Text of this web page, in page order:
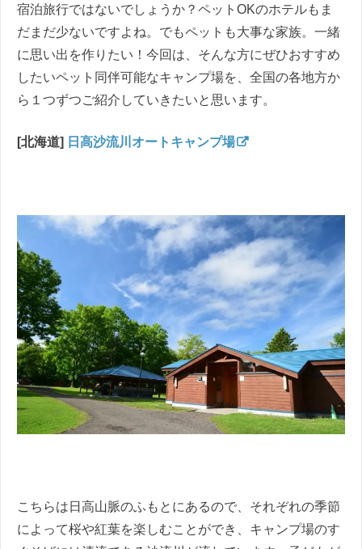
宿泊旅行ではないでしょうか？ペットOKのホテルもま
だまだ少ないですよね。でもペットも大事な家族。一緒
に思い出を作りたい！ 今回は、そんな方にぜひおすすめ
したいペット同伴可能なキャンプ場を、全国の各地方か
ら１つずつご紹介していきたいと思います。
[北海道] 日高沙流川オートキャンプ場
こちらは日高山脈のふもとにあるので、それぞれの季節
によって桜や紅葉を楽しむことができ、キャンプ場のす